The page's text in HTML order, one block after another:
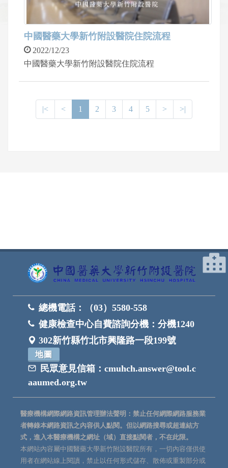
中國醫藥大學新竹附設醫院住院流程
2022/12/23
中國醫藥大學新竹附設醫院住院流程
|< < 1 2 3 4 5 > >|
總機電話：
（03）5580-558
健康檢查中心自費諮詢分機： 分機1240
302新竹縣竹北市興隆路一段199號
地圖
民眾意見信箱： cmuhch.answer@tool.c
aaumed.org.tw
醫療機構網際網路資訊管理辦法聲明：禁止任何網際網路服務業
者轉錄本網路資訊之內容供人點閱。但以網路搜尋或超連結方
式，進入本醫療機構之網址（域）直接點閱者，不在此限。
本網站內容屬中國醫藥大學新竹附設醫院所有，一切內容僅供使
用者在網站線上閱讀，禁止以任何形式儲存、散佈或重製部分或